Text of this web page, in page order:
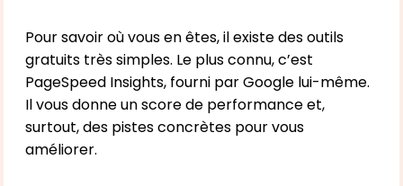
Pour savoir où vous en êtes, il existe des outils
gratuits très simples. Le plus connu, c’est
PageSpeed Insights, fourni par Google lui-même.
Il vous donne un score de performance et,
surtout, des pistes concrètes pour vous
améliorer.